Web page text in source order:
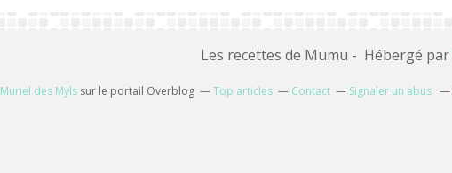
Les recettes de Mumu - Hébergé par
Muriel des Mylssur le portail Overblog Top articles Contact Signaler un abus